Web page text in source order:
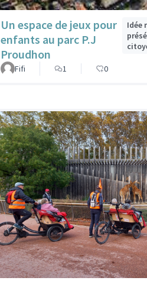
Un espace de jeux pour
enfants au parc P.J
Proudhon
Idée
Fifi 1 0